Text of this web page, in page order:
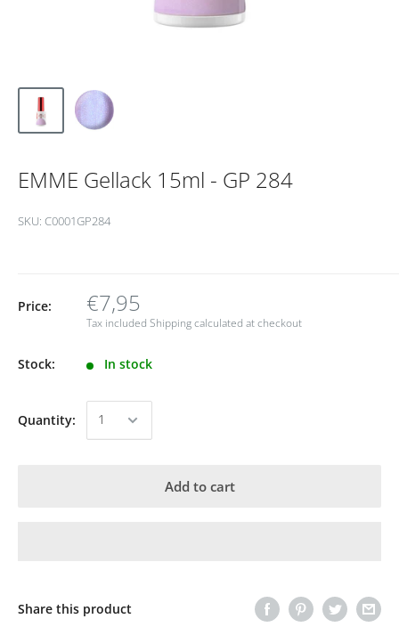
EMME Gellack 15ml - GP 284
SKU: C0001GP284
Price: €7,95
Tax included Shipping calculated at checkout
Stock: In stock
Quantity:
Add to cart
Share this product